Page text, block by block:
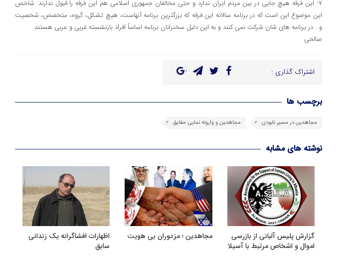
7- این فرقه هیچ جایی در بین مردم ایران ندارد و حتی مخالفان جمهوری اسلامی هم این فرقه را قبول ندارند. شاخص
این موضوع این است که در برنامه سالانه این فرقه که بزرگترین برنامه آنهاست، هیچ تشکل، گروه، متخصص، شخصیت
و… در برنامه های شان شرکت نمی کنند و به این دلیل سخنرانان برنامه اساساً افراد بازنشسته غربی و عربی هستند.
صالحی
اشتراک گذاری :
برچسب ها
مجاهدین در مسیر نابودی مجاهدین و وارونه نمایی حقایق
نوشته های مشابه
گزارش پلیس آلبانی از بازرسی
اموال و اشخاص مرتبط با آسیلا
مجاهدین ؛ مزدوران بی هویت
اظهارات افشاگرانه یک زندانی
سابق